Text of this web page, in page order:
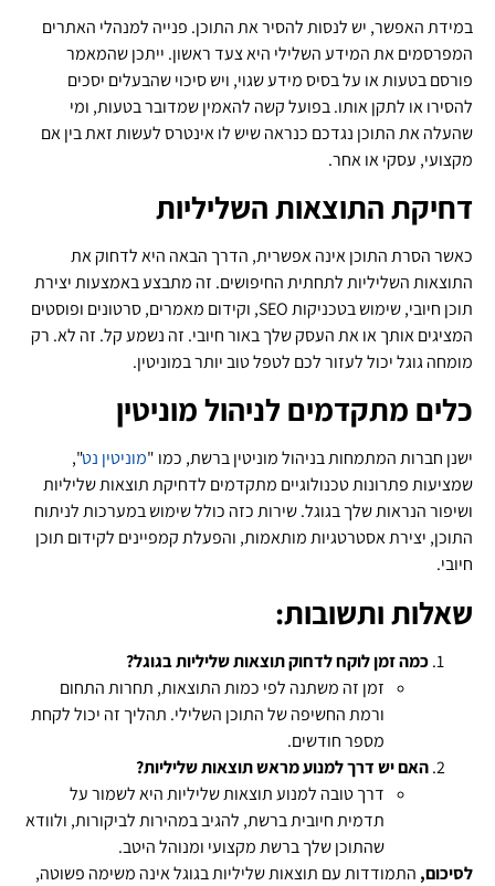
במידת האפשר, יש לנסות להסיר את התוכן. פנייה למנהלי האתרים
המפרסמים את המידע השלילי היא צעד ראשון. ייתכן שהמאמר
פורסם בטעות או על בסיס מידע שגוי, ויש סיכוי שהבעלים יסכים
להסירו או לתקן אותו. בפועל קשה להאמין שמדובר בטעות, ומי
שהעלה את התוכן נגדכם כנראה שיש לו אינטרס לעשות זאת בין אם
מקצועי, עסקי או אחר.
דחיקת התוצאות השליליות
כאשר הסרת התוכן אינה אפשרית, הדרך הבאה היא לדחוק את
התוצאות השליליות לתחתית החיפושים. זה מתבצע באמצעות יצירת
תוכן חיובי, שימוש בטכניקות SEO, וקידום מאמרים, סרטונים ופוסטים
המציגים אותך או את העסק שלך באור חיובי. זה נשמע קל. זה לא. רק
מומחה גוגל יכול לעזור לכם לטפל טוב יותר במוניטין.
כלים מתקדמים לניהול מוניטין
ישנן חברות המתמחות בניהול מוניטין ברשת, כמו "מוניטין נט",
שמציעות פתרונות טכנולוגיים מתקדמים לדחיקת תוצאות שליליות
ושיפור הנראות שלך בגוגל. שירות כזה כולל שימוש במערכות לניתוח
התוכן, יצירת אסטרטגיות מותאמות, והפעלת קמפיינים לקידום תוכן
חיובי.
שאלות ותשובות:
כמה זמן לוקח לדחוק תוצאות שליליות בגוגל?
זמן זה משתנה לפי כמות התוצאות, תחרות התחום
ורמת החשיפה של התוכן השלילי. תהליך זה יכול לקחת
מספר חודשים.
האם יש דרך למנוע מראש תוצאות שליליות?
דרך טובה למנוע תוצאות שליליות היא לשמור על
תדמית חיובית ברשת, להגיב במהירות לביקורות, ולוודא
שהתוכן שלך ברשת מקצועי ומנוהל היטב.
לסיכום, התמודדות עם תוצאות שליליות בגוגל אינה משימה פשוטה,